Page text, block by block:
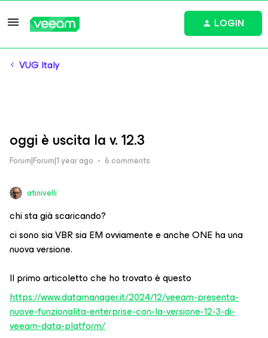
LOGIN
VUG Italy
oggi è uscita la v. 12.3
Forum|Forum|1 year ago 6 comments
atinivelli
chi sta già scaricando?
ci sono sia VBR sia EM ovviamente e anche ONE ha una
nuova versione.
Il primo articoletto che ho trovato è questo
https://www.datamanager.it/2024/12/veeam-presenta-
nuove-funzionalita-enterprise-con-la-versione-12-3-di-
veeam-data-platform/